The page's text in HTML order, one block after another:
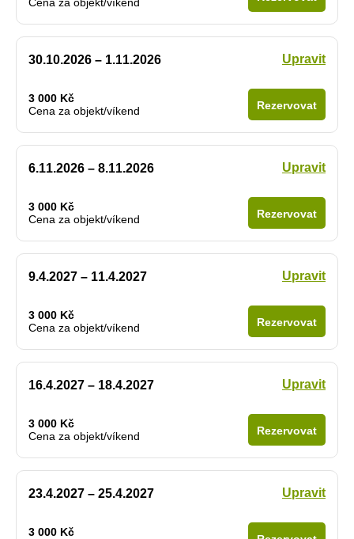
30.10.2026 – 1.11.2026 Upravit
3 000 Kč
Cena za objekt/víkend
Rezervovat
6.11.2026 – 8.11.2026 Upravit
3 000 Kč
Cena za objekt/víkend
Rezervovat
9.4.2027 – 11.4.2027 Upravit
3 000 Kč
Cena za objekt/víkend
Rezervovat
16.4.2027 – 18.4.2027 Upravit
3 000 Kč
Cena za objekt/víkend
Rezervovat
23.4.2027 – 25.4.2027 Upravit
3 000 Kč